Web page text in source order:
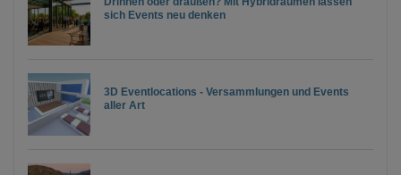
sich Events neu denken
3D Eventlocations - Versammlungen und Events
aller Art